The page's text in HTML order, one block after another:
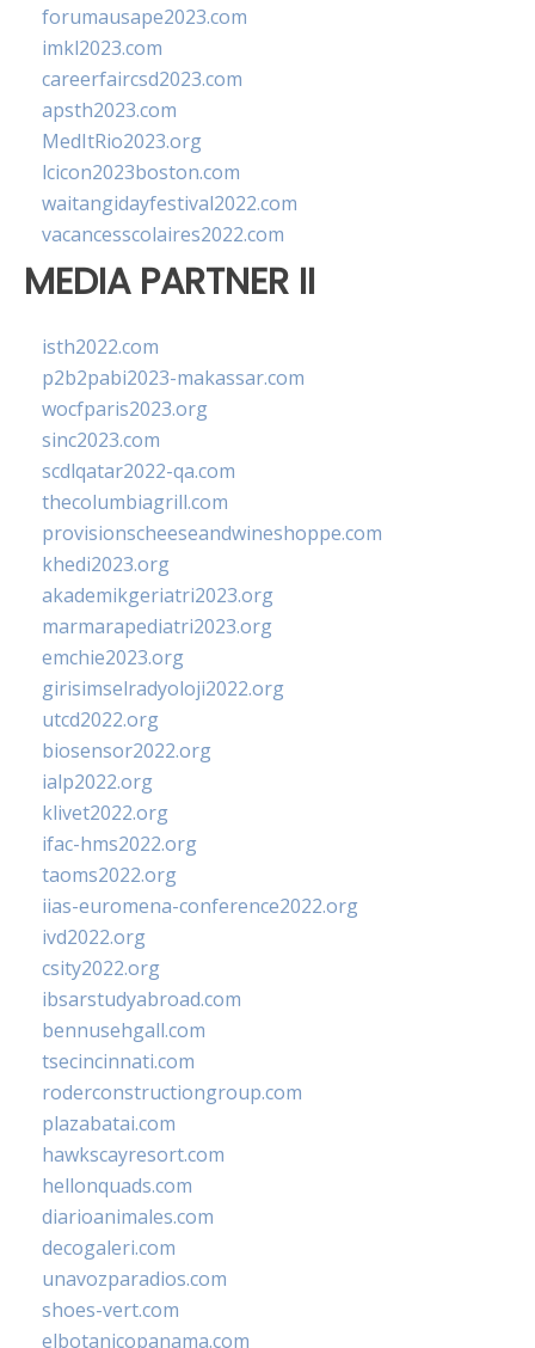
forumausape2023.com
imkl2023.com
careerfaircsd2023.com
apsth2023.com
MedItRio2023.org
lcicon2023boston.com
waitangidayfestival2022.com
vacancesscolaires2022.com
MEDIA PARTNER II
isth2022.com
p2b2pabi2023-makassar.com
wocfparis2023.org
sinc2023.com
scdlqatar2022-qa.com
thecolumbiagrill.com
provisionscheeseandwineshoppe.com
khedi2023.org
akademikgeriatri2023.org
marmarapediatri2023.org
emchie2023.org
girisimselradyoloji2022.org
utcd2022.org
biosensor2022.org
ialp2022.org
klivet2022.org
ifac-hms2022.org
taoms2022.org
iias-euromena-conference2022.org
ivd2022.org
csity2022.org
ibsarstudyabroad.com
bennusehgall.com
tsecincinnati.com
roderconstructiongroup.com
plazabatai.com
hawkscayresort.com
hellonquads.com
diarioanimales.com
decogaleri.com
unavozparadios.com
shoes-vert.com
elbotanicopanama.com